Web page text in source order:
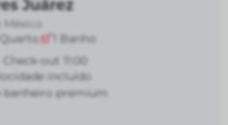
Juárez
Quarto
Banho
Check-out 11:00
incluído
banheiro premium